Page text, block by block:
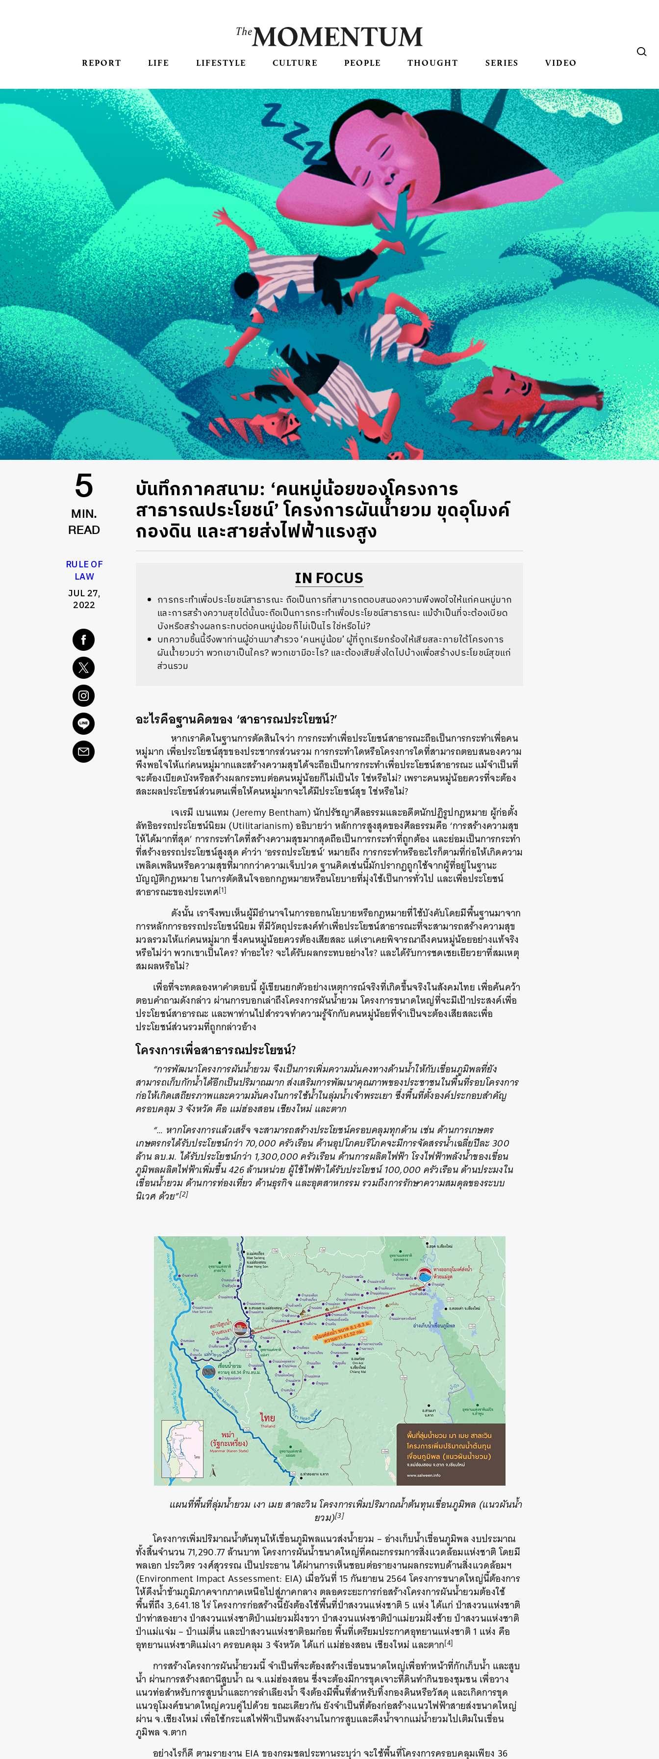
REPORT LIFE LIFESTYLE CULTURE PEOPLE THOUGHT SERIES VIDEO
5
MIN.
READ
RULE OF
LAW
JUL 27,
2022
บันทึกภาคสนาม: ‘คนหมู่น้อยของโครงการ
สาธารณประโยชน์’ โครงการผันน้ำยวม ขุดอุโมงค์
กองดิน และสายส่งไฟฟ้าแรงสูง
IN FOCUS
การกระทำเพื่อประโยชน์สาธารณะ ถือเป็นการที่สามารถตอบสนองความพึงพอใจให้แก่คนหมู่มาก
และการสร้างความสุขได้นั้นจะถือเป็นการกระทำเพื่อประโยชน์สาธารณะ แม้จำเป็นที่จะต้องเบียด
บังหรือสร้างผลกระทบต่อคนหมู่น้อยก็ไม่เป็นไร ใช่หรือไม่?
บทความชิ้นนี้จึงพาท่านผู้อ่านมาสำรวจ ‘คนหมู่น้อย’ ผู้ที่ถูกเรียกร้องให้เสียสละภายใต้โครงการ
ผันน้ำยวมว่า พวกเขาเป็นใคร? พวกเขามีอะไร? และต้องเสียสิ่งใดไปบ้างเพื่อสร้างประโยชน์สุขแก่
ส่วนรวม
อะไรคือฐานคิดของ ‘สาธารณประโยชน์?’
หากเราคิดในฐานการตัดสินใจว่า การกระทำเพื่อประโยชน์สาธารณะถือเป็นการกระทำเพื่อคน
หมู่มาก เพื่อประโยชน์สุขของประชากรส่วนรวม การกระทำใดหรือโครงการใดที่สามารถตอบสนองความ
พึงพอใจให้แก่คนหมู่มากและสร้างความสุขได้จะถือเป็นการกระทำเพื่อประโยชน์สาธารณะ แม้จำเป็นที่
จะต้องเบียดบังหรือสร้างผลกระทบต่อคนหมู่น้อยก็ไม่เป็นไร ใช่หรือไม่? เพราะคนหมู่น้อยควรที่จะต้อง
สละผลประโยชน์ส่วนตนเพื่อให้คนหมู่มากจะได้มีประโยชน์สุข ใช่หรือไม่?
เจเรมี เบนแทม (Jeremy Bentham)นักปรัชญาศีลธรรมและอดีตนักปฏิรูปกฎหมาย ผู้ก่อตั้ง
ลัทธิอรรถประโยชน์นิยม (Utilitarianism) อธิบายว่า หลักการสูงสุดของศีลธรรมคือ ‘การสร้างความสุข
ให้ได้มากที่สุด’ การกระทำใดที่สร้างความสุขมากสุดถือเป็นการกระทำที่ถูกต้อง และย่อมเป็นการกระทำ
ที่สร้างอรรถประโยชน์สูงสุด คำว่า ‘อรรถประโยชน์’ หมายถึง การกระทำหรืออะไรก็ตามที่ก่อให้เกิดความ
เพลิดเพลินหรือความสุขที่มากกว่าความเจ็บปวด ฐานคิดเช่นนี้มักปรากฏถูกใช้จากผู้ที่อยู่ในฐานะ
บัญญัติกฎหมาย ในการตัดสินใจออกกฎหมายหรือนโยบายที่มุ่งใช้เป็นการทั่วไป และเพื่อประโยชน์
สาธารณะของประเทศ[1]
ดังนั้น เราจึงพบเห็นผู้มีอำนาจในการออกนโยบายหรือกฎหมายที่ใช้บังคับโดยมีพื้นฐานมาจาก
การหลักการอรรถประโยชน์นิยม ที่มีวัตถุประสงค์ทำเพื่อประโยชน์สาธารณะที่จะสามารถสร้างความสุข
มวลรวมให้แก่คนหมู่มาก ซึ่งคนหมู่น้อยควรต้องเสียสละ แต่เราเคยพิจารณาถึงคนหมู่น้อยอย่างแท้จริง
หรือไม่ว่า พวกเขาเป็นใคร? ทำอะไร? จะได้รับผลกระทบอย่างไร? และได้รับการชดเชยเยียวยาที่สมเหตุ
สมผลหรือไม่?
เพื่อที่จะทดลองหาคำตอบนี้ ผู้เขียนยกตัวอย่างเหตุการณ์จริงที่เกิดขึ้นจริงในสังคมไทย เพื่อค้นคว้า
ตอบคำถามดังกล่าว ผ่านการบอกเล่าถึงโครงการผันน้ำยวม โครงการขนาดใหญ่ที่จะมีเป้าประสงค์เพื่อ
ประโยชน์สาธารณะ และพาท่านไปสำรวจทำความรู้จักกับคนหมู่น้อยที่จำเป็นจะต้องเสียสละเพื่อ
ประโยชน์ส่วนรวมที่ถูกกล่าวอ้าง
โครงการเพื่อสาธารณประโยชน์?
“การพัฒนาโครงการผันน้ำยวม จึงเป็นการเพิ่มความมั่นคงทางด้านน้ำให้กับเขื่อนภูมิพลที่ยัง
สามารถเก็บกักน้ำได้อีกเป็นปริมาณมาก ส่งเสริมการพัฒนาคุณภาพของประชาชนในพื้นที่รอบโครงการ
ก่อให้เกิดเสถียรภาพและความมั่นคงในการใช้น้ำในลุ่มน้ำเจ้าพระเยา ซึ่งพื้นที่ตั้งองค์ประกอบสำคัญ
ครอบคลุม 3 จังหวัด คือ แม่ฮ่องสอน เชียงใหม่ และตาก
“… หากโครงการแล้วเสร็จ จะสามารถสร้างประโยชน์ครอบคลุมทุกด้าน เช่น ด้านการเกษตร
เกษตรกรได้รับประโยชน์กว่า 70,000 ครัวเรือน ด้านอุปโภคบริโภคจะมีการจัดสรรน้ำเฉลี่ยปีละ 300
ล้าน ลบ.ม. ได้รับประโยชน์กว่า 1,300,000 ครัวเรือน ด้านการผลิตไฟฟ้า โรงไฟฟ้าพลังน้ำของเขื่อน
ภูมิพลผลิตไฟฟ้าเพิ่มขึ้น 426 ล้านหน่วย ผู้ใช้ไฟฟ้าได้รับประโยชน์ 100,000 ครัวเรือน ด้านประมงใน
เขื่อนน้ำยวม ด้านการท่องเที่ยว ด้านธุรกิจ และอุตสาหกรรม รวมถึงการรักษาความสมดุลของระบบ
นิเวศ ด้วย”[2]
แผนที่พื้นที่ลุ่มน้ำยวม เงา เมย สาละวิน โครงการเพิ่มปริมาณน้ำต้นทุนเขื่อนภูมิพล (แนวผันน้ำ
ยวม)[3]
โครงการเพิ่มปริมาณน้ำต้นทุนให้เขื่อนภูมิพลแนวส่งน้ำยวม – อ่างเก็บน้ำเขื่อนภูมิพล งบประมาณ
ทั้งสิ้นจำนวน 71,290.77 ล้านบาท โครงการผันน้ำขนาดใหญ่ที่คณะกรรมการสิ่งแวดล้อมแห่งชาติ โดยมี
พลเอก ประวิตร วงศ์สุวรรณ เป็นประธาน ได้ผ่านการเห็นชอบต่อรายงานผลกระทบด้านสิ่งแวดล้อมฯ
(Environment Impact Assessment: EIA) เมื่อวันที่ 15 กันยายน 2564 โครงการขนาดใหญ่นี้ต้องการ
ให้ดึงน้ำข้ามภูมิภาคจากภาคเหนือไปสู่ภาคกลาง ตลอดระยะการก่อสร้างโครงการผันน้ำยวมต้องใช้
พื้นที่ถึง 3,641.18 ไร่ โครงการก่อสร้างนี้ยังต้องใช้พื้นที่ป่าสงวนแห่งชาติ 5 แห่ง ได้แก่ ป่าสงวนแห่งชาติ
ป่าท่าสองยาง ป่าสงวนแห่งชาติป่าแม่ยวมฝั่งขวา ป่าสงวนแห่งชาติป่าแม่ยวมฝั่งซ้าย ป่าสงวนแห่งชาติ
ป่าแม่แจ่ม – ป่าแม่ตื่น และป่าสงวนแห่งชาติอมก๋อย พื้นที่เตรียมประกาศอุทยานแห่งชาติ 1 แห่ง คือ
อุทยานแห่งชาติแม่เงา ครอบคลุม 3 จังหวัด ได้แก่ แม่ฮ่องสอน เชียงใหม่ และตาก[4]
การสร้างโครงการผันน้ำยวมนี้ จำเป็นที่จะต้องสร้างเขื่อนขนาดใหญ่เพื่อทำหน้าที่กักเก็บน้ำ และสูบ
น้ำ ผ่านการสร้างสถานีสูบน้ำ ณ จ.แม่ฮ่องสอน ซึ่งจะต้องมีการขุดเจาะที่ดินทำกินของชุมชน เพื่อวาง
แนวท่อสำหรับการสูบน้ำและการลำเลียงน้ำ จึงต้องมีพื้นที่สำหรับทิ้งกองดินหรือวัสดุ และเกิดการขุด
แนวอุโมงค์ขนาดใหญ่ควบคู่ไปด้วย ขณะเดียวกัน ยังจำเป็นที่ต้องก่อสร้างแนวไฟฟ้าสายส่งขนาดใหญ่
ผ่าน จ.เชียงใหม่ เพื่อใช้กระแสไฟฟ้าเป็นพลังงานในการสูบและดึงน้ำจากแม่น้ำยวมไปเติมในเขื่อน
ภูมิพล จ.ตาก
อย่างไรก็ดี ตามรายงาน EIA ของกรมชลประทานระบุว่า จะใช้พื้นที่โครงการครอบคลุมเพียง 36
ค้นหา
SHARE TWEET LINE